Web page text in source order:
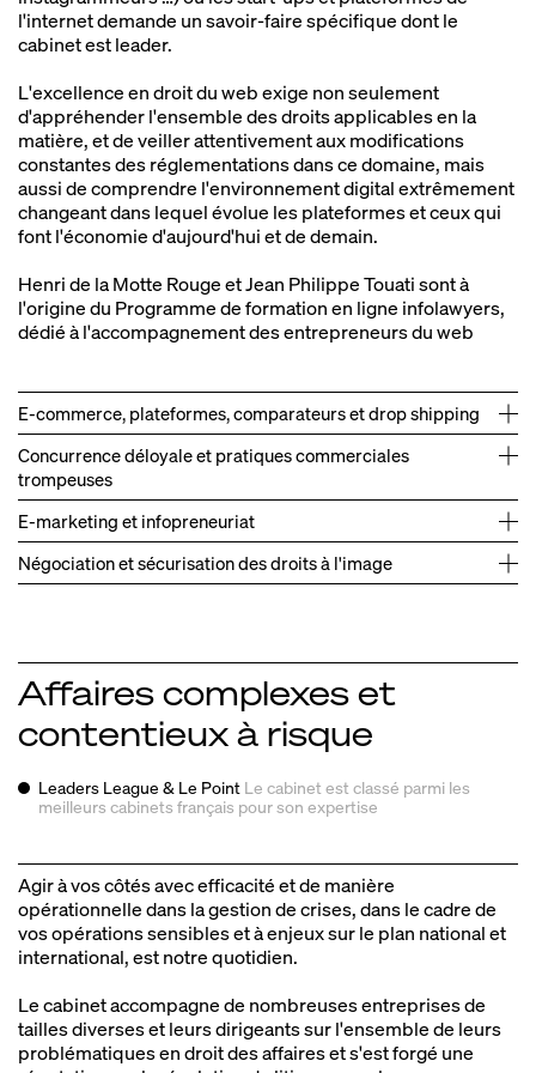
société américaine.
→ Accompagnement juridique dans le cadre de la
production d'une pièce de théâtre à succès, joué par un
homme politique de premier plan.
l'internet demande un savoir‑faire spécifique dont le
cabinet est leader.
L'excellence en droit du web exige non seulement
d'appréhender l'ensemble des droits applicables en la
matière, et de veiller attentivement aux modifications
constantes des réglementations dans ce domaine, mais
aussi de comprendre l'environnement digital extrêmement
changeant dans lequel évolue les plateformes et ceux qui
font l'économie d'aujourd'hui et de demain.
Henri de la Motte Rouge et Jean Philippe Touati sont à
l'origine du Programme de formation en ligne infolawyers,
dédié à l'accompagnement des entrepreneurs du web
E‑commerce, plateformes, comparateurs et drop shipping
→ Accompagnement en droit de l'internet et marketing
e‑commerce d'une enseigne de plus de 250 magasins,
Accompagnement d'une chaine d'hôtels, titulaire d'une
→ Accompagnement d'une marque de luxe et d'une chaine
d'Hotels de luxes dans la récupération de son compte
instagram suite à un hack.
Concurrence déloyale et pratiques commerciales
trompeuses
DGCCRF et DDPP dans le cadre de contrôles diligentés
sur le fondement de pratiques commerciales
trompeuses.
→
Gestion de l'e‑réputation, droit à l'oubli et suppression
de contenus manifestement illicites sur les plateformes
E‑marketing et infopreneuriat
Accompagnement juridique et lutte anticontrefaçon d'un
influenceur/infopreneur leader de son marché.
Négociation et sécurisation des droits à l'image
Affaires complexes et
contentieux à risque
Leaders League & Le Point Le cabinet est classé parmi les
meilleurs cabinets français pour son expertise
Agir à vos côtés avec efficacité et de manière
opérationnelle dans la gestion de crises, dans le cadre de
vos opérations sensibles et à enjeux sur le plan national et
international, est notre quotidien.
Le cabinet accompagne de nombreuses entreprises de
tailles diverses et leurs dirigeants sur l'ensemble de leurs
problématiques en droit des affaires et s'est forgé une